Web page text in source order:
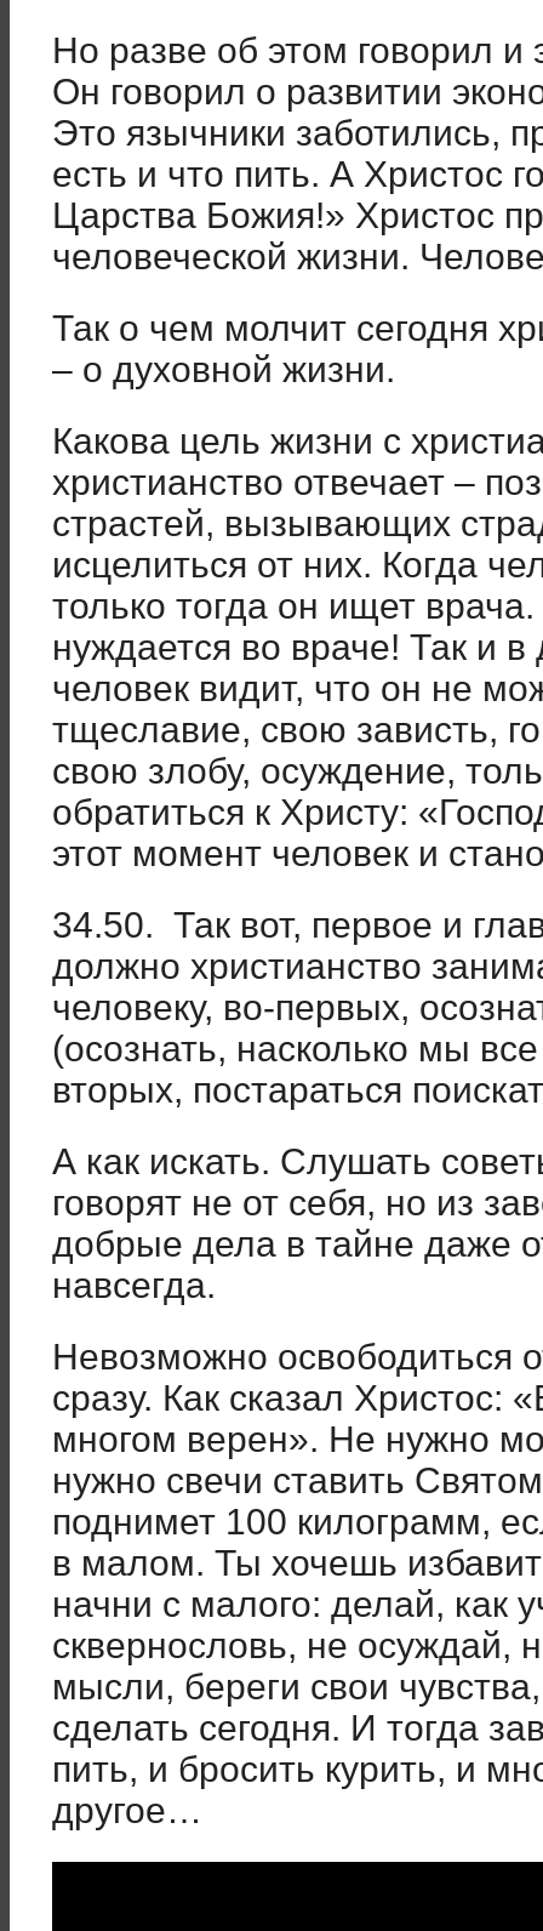
Но разве об этом говорил и
Он говорил о развитии
Это язычники заботились,
есть и что пить. А Христос
Царства Божия!» Христос
человеческой жизни.
Так о чем молчит сегодня
– о духовной жизни.
Какова цель жизни с
христианство отвечает –
страстей, вызывающих
исцелиться от них. Когда
только тогда он ищет
нуждается во враче! Так и
человек видит, что он не
тщеславие, свою зависть,
свою злобу, осуждение,
обратиться к Христу:
этот момент человек и
34.50. Так вот, первое и
должно христианство
человеку, во-первых,
(осознать, насколько мы
вторых, постараться
А как искать. Слушать
говорят не от себя, но из
добрые дела в тайне даже
навсегда.
Невозможно освободиться
сразу. Как сказал Христос:
многом верен». Не нужно
нужно свечи ставить
поднимет 100 килограмм,
в малом. Ты хочешь
начни с малого: делай, как
сквернословь, не осуждай,
мысли, береги свои
сделать сегодня. И тогда
пить, и бросить курить, и
другое…